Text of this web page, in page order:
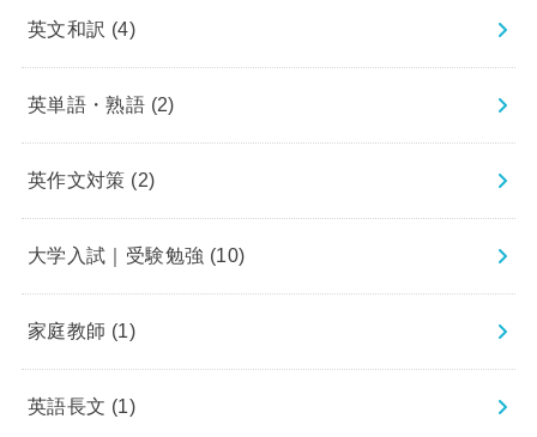
英文和訳 (4)
英単語・熟語 (2)
英作文対策 (2)
大学入試｜受験勉強 (10)
家庭教師 (1)
英語長文 (1)